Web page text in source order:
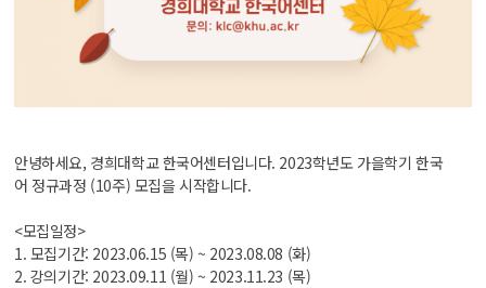
안녕하세요, 경희대학교 한국어센터입니다. 2023학년도 가을학기 한국
어 정규과정 (10주) 모집을 시작합니다.
<모집일정>
1. 모집기간: 2023.06.15 (목) ~ 2023.08.08 (화)
2. 강의기간: 2023.09.11 (월) ~ 2023.11.23 (목)